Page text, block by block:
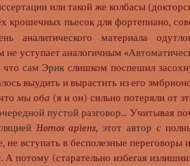
или такой же колбасы
крошечных пьесок для фортепиано,
материала
не уступает аналогичным «
что сам Эрик слишком поспешил
выудить и вырастить из его
мы оба (я и он) сильно потеряли от
пустой разговор... Учитывая
Homos apiens,этот автор с
не вступать в бесполезные
. А потому (старательно избегая